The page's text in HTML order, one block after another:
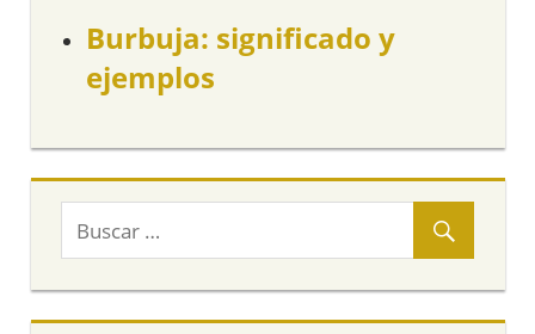
Burbuja: significado y
ejemplos